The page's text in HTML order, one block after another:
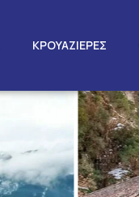
ΚΡΟΥΑΖΙΕΡΕΣ